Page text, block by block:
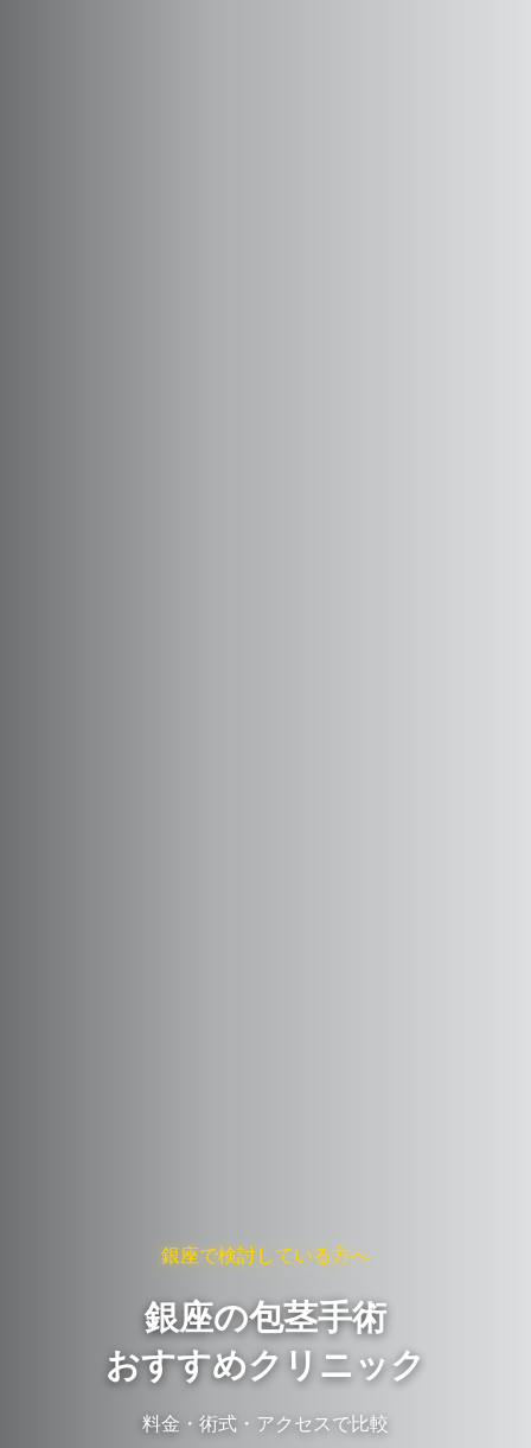
銀座で検討している方へ
銀座の包茎手術
おすすめクリニック
料金・術式・アクセスで比較